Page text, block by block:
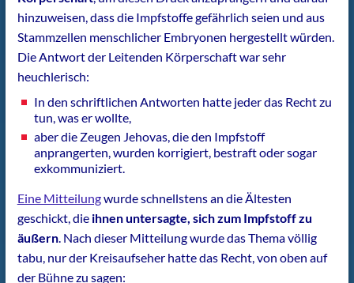
hinzuweisen, dass die Impfstoffe gefährlich seien und aus
Stammzellen menschlicher Embryonen hergestellt würden.
Die Antwort der Leitenden Körperschaft war sehr
heuchlerisch:
In den schriftlichen Antworten hatte jeder das Recht zu
tun, was er wollte,
aber die Zeugen Jehovas, die den Impfstoff
anprangerten, wurden korrigiert, bestraft oder sogar
exkommuniziert.
Eine Mitteilungwurde schnellstens an die Ältesten
geschickt, die ihnen untersagte, sich zum Impfstoff zu
äußern. Nach dieser Mitteilung wurde das Thema völlig
tabu, nur der Kreisaufseher hatte das Recht, von oben auf
der Bühne zu sagen: